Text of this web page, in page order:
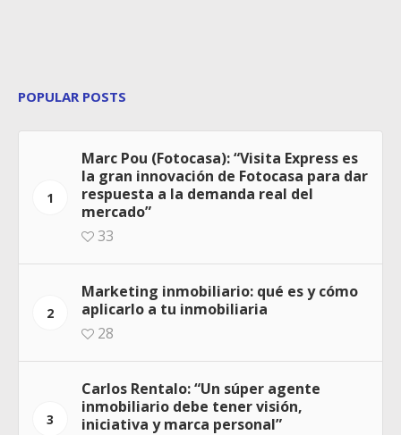
POPULAR POSTS
1
Marc Pou (Fotocasa): “Visita Express es
la gran innovación de Fotocasa para dar
respuesta a la demanda real del
mercado”
33
2
Marketing inmobiliario: qué es y cómo
aplicarlo a tu inmobiliaria
28
3
Carlos Rentalo: “Un súper agente
inmobiliario debe tener visión,
iniciativa y marca personal”